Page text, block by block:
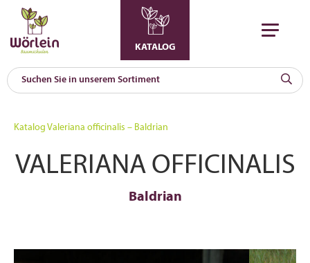
KATALOG
Katalog Valeriana officinalis – Baldrian
VALERIANA OFFICINALIS
Baldrian